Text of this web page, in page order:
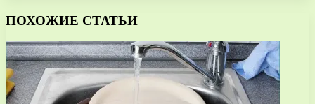
ПОХОЖИЕ СТАТЬИ